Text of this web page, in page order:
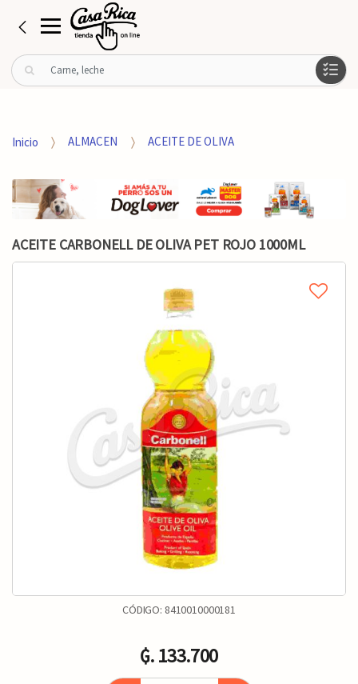
B
u
r
o
r
Inicio ALMACEN ACEITE DE OLIVA
ACEITE CARBONELL DE OLIVA PET ROJO 1000ML
CÓDIGO: 8410010000181
₲. 133.700